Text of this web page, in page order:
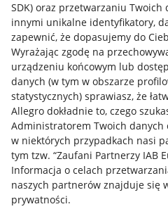
SDK) oraz przetwarzaniu Twoich
innymi unikalne identyfikatory,
zapewnić, że dopasujemy do
Wyrażając zgodę na
urządzeniu końcowym lub
danych (w tym w obszarze
statystycznych) sprawiasz, że
Allegro dokładnie to, czego
Administratorem Twoich danych
w niektórych przypadkach nasi
tym tzw. “Zaufani Partnerzy IAB
Informacja o celach
naszych partnerów znajduje się
prywatności.
Przydatne informacje
Jak to działa